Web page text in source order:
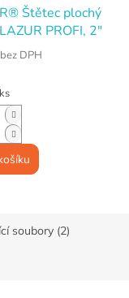
Štětec plochý
PROFI, 2"
DPH
soubory (2)